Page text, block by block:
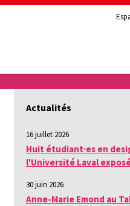
Actualités
16 juillet 2026
Huit étudiant·es en
l'Université Laval
30 juin 2026
Anne-Marie Emond au